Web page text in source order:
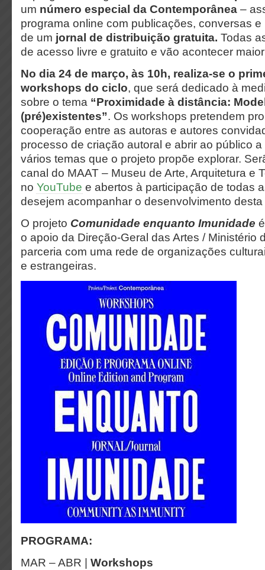
um número especial da Contemporânea –
programa online com publicações, conversas
de um jornal de distribuição gratuita. Todas
de acesso livre e gratuito e vão acontecer
No dia 24 de março, às 10h, realiza-se o
workshops do ciclo, que será dedicado à
sobre o tema “Proximidade à distância:
(pré)existentes”. Os workshops pretendem
cooperação entre as autoras e autores
processo de criação autoral e abrir ao público
vários temas que o projeto propõe explorar.
canal do MAAT – Museu de Arte, Arquitetura e
no YouTube e abertos à participação de todas
desejem acompanhar o desenvolvimento
O projeto Comunidade enquanto Imunidade
o apoio da Direção-Geral das Artes / Ministério
parceria com uma rede de organizações
e estrangeiras.
PROGRAMA:
MAR – ABR |
Workshops